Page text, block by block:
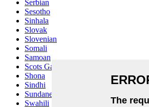
Serbian
Sesotho
Sinhala
Slovak
Slovenian
Somali
Samoan
Scots Gaelic
Shona
Sindhi
Sundanese
Swahili